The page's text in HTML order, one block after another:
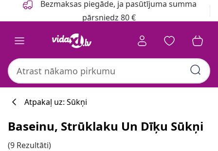
Bezmaksas piegāde, ja pasūtījuma summa
pārsniedz 80 €
Atpakaļ uz: Sūkņi
Baseinu, Strūklaku Un Dīķu Sūkņi
(9 Rezultāti)